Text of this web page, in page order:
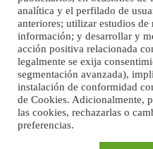
Ninfa perdida
El día 5 se los perdió una ninfa
perdió por la zon...
analítica y el perfilado de
anteriores; utilizar estudios de
información; y desarrollar y
acción positiva relacionada
legalmente se exija
segmentación avanzada),
instalación de conformidad
de Cookies. Adicionalmente,
las cookies, rechazarlas o
preferencias.